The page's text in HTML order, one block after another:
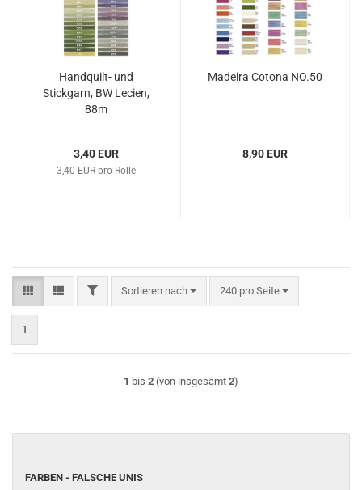
Handquilt- und
Stickgarn, BW Lecien,
88m
3,40 EUR
3,40 EUR pro Rolle
Madeira Cotona NO.50
8,90 EUR
FILTERSortieren nach
Sortieren nach 240 pro Seite
pro Seite
1
1 bis 2 (von insgesamt 2)
FARBEN
FARBEN - FALSCHE UNIS